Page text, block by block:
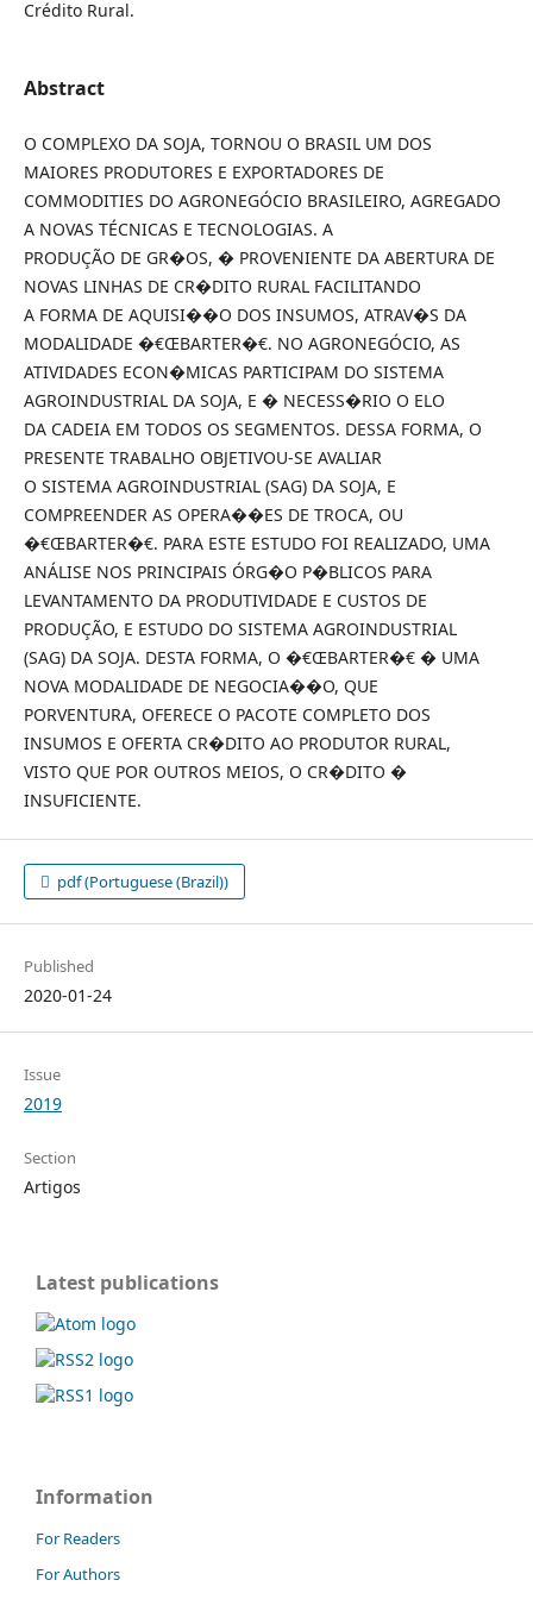
Crédito Rural.
Abstract
O COMPLEXO DA SOJA, TORNOU O BRASIL UM DOS
MAIORES PRODUTORES E EXPORTADORES DE
COMMODITIES DO AGRONEGÓCIO BRASILEIRO, AGREGADO
A NOVAS TÉCNICAS E TECNOLOGIAS. A
PRODUÇÃO DE GR�OS, � PROVENIENTE DA ABERTURA DE
NOVAS LINHAS DE CR�DITO RURAL FACILITANDO
A FORMA DE AQUISI��O DOS INSUMOS, ATRAV�S DA
MODALIDADE �€ŒBARTER�€. NO AGRONEGÓCIO, AS
ATIVIDADES ECON�MICAS PARTICIPAM DO SISTEMA
AGROINDUSTRIAL DA SOJA, E � NECESS�RIO O ELO
DA CADEIA EM TODOS OS SEGMENTOS. DESSA FORMA, O
PRESENTE TRABALHO OBJETIVOU-SE AVALIAR
O SISTEMA AGROINDUSTRIAL (SAG) DA SOJA, E
COMPREENDER AS OPERA��ES DE TROCA, OU
�€ŒBARTER�€. PARA ESTE ESTUDO FOI REALIZADO, UMA
ANÁLISE NOS PRINCIPAIS ÓRG�O P�BLICOS PARA
LEVANTAMENTO DA PRODUTIVIDADE E CUSTOS DE
PRODUÇÃO, E ESTUDO DO SISTEMA AGROINDUSTRIAL
(SAG) DA SOJA. DESTA FORMA, O �€ŒBARTER�€ � UMA
NOVA MODALIDADE DE NEGOCIA��O, QUE
PORVENTURA, OFERECE O PACOTE COMPLETO DOS
INSUMOS E OFERTA CR�DITO AO PRODUTOR RURAL,
VISTO QUE POR OUTROS MEIOS, O CR�DITO �
INSUFICIENTE.
pdf (Portuguese (Brazil))
Published
2020-01-24
Issue
2019
Section
Artigos
Latest publications
Information
For Readers
For Authors